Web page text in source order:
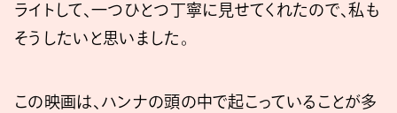
ライトして、一つひとつ丁寧に見せてくれたので、私も
そうしたいと思いました。
この映画は、ハンナの頭の中で起こっていることが多